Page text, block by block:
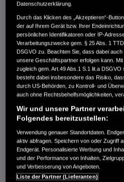
€1.829,00
3.600-VA-Stromerzeuger mit
Dauerleistung für Handwerk.
EG 4500CL
€2.129,00
4.500-VA-Stromerzeuger mit Digital-
Datenschutzerklärung.
Durch das Klicken des „Akzeptieren“-
der auf Ihrem Gerät bzw. Ihrer
persönlichen Identifikatoren oder IP-
Verarbeitungszwecke gem. § 25 Abs. 1
DSGVO zu. Beachten Sie, dass dabei
unsere Geschäftspartner erfolgen kann.
zugleich gem. Art.49 Abs.1 S.1 lit.a
besteht dabei insbesondere das Risiko,
durch US-Behörden, zu Kontroll- und
auch ohne Rechtsbehelfsmöglichkeiten,
Wir und unsere Partner
Folgendes bereitzustellen:
Verwendung genauer Standortdaten.
aktiv abfragen. Speichern von oder Zugriff
Endgerät. Personalisierte Werbung und
und der Performance von Inhalten,
und Verbesserung von Angeboten.
Liste der Partner (Lieferanten)